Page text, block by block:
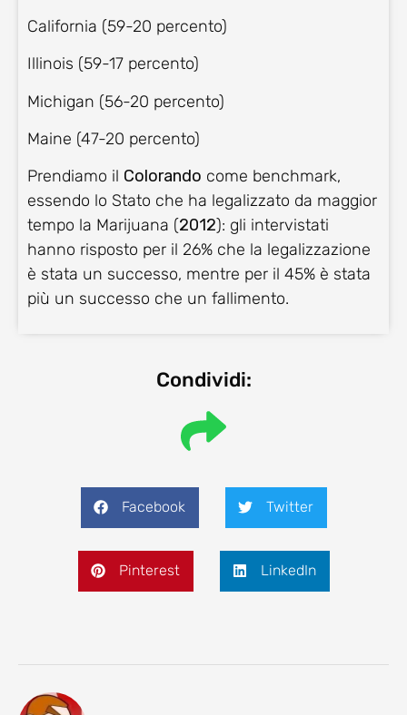
California (59-20 percento)
Illinois (59-17 percento)
Michigan (56-20 percento)
Maine (47-20 percento)
Prendiamo il Colorando come benchmark,
essendo lo Stato che ha legalizzato da maggior
tempo la Marijuana (2012): gli intervistati
hanno risposto per il 26% che la legalizzazione
è stata un successo, mentre per il 45% è stata
più un successo che un fallimento.
Condividi:
Facebook Twitter
Pinterest LinkedIn